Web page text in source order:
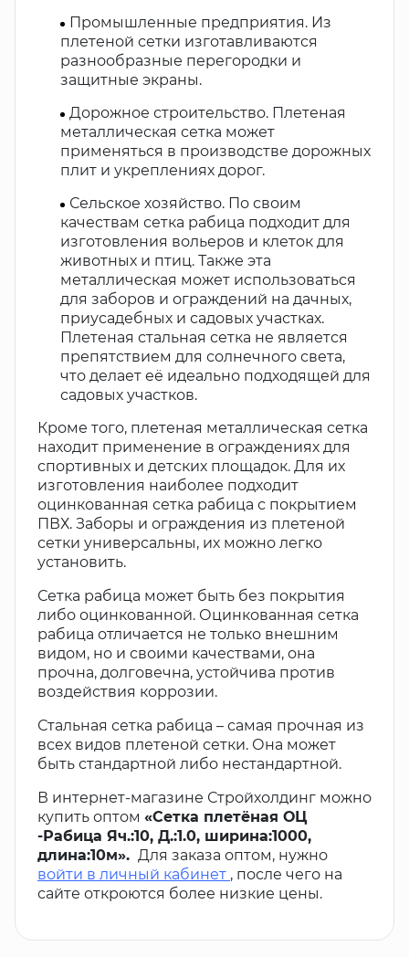
Промышленные предприятия. Из
плетеной сетки изготавливаются
разнообразные перегородки и
защитные экраны.
Дорожное строительство. Плетеная
металлическая сетка может
применяться в производстве дорожных
плит и укреплениях дорог.
Сельское хозяйство. По своим
качествам сетка рабица подходит для
изготовления вольеров и клеток для
животных и птиц. Также эта
металлическая может использоваться
для заборов и ограждений на дачных,
приусадебных и садовых участках.
Плетеная стальная сетка не является
препятствием для солнечного света,
что делает её идеально подходящей для
садовых участков.
Кроме того, плетеная металлическая сетка
находит применение в ограждениях для
спортивных и детских площадок. Для их
изготовления наиболее подходит
оцинкованная сетка рабица с покрытием
ПВХ. Заборы и ограждения из плетеной
сетки универсальны, их можно легко
установить.
Сетка рабица может быть без покрытия
либо оцинкованной. Оцинкованная сетка
рабица отличается не только внешним
видом, но и своими качествами, она
прочна, долговечна, устойчива против
воздействия коррозии.
Стальная сетка рабица – самая прочная из
всех видов плетеной сетки. Она может
быть стандартной либо нестандартной.
В интернет-магазине Стройхолдинг можно
купить оптом «Сетка плетёная ОЦ
-Рабица Яч.:10, Д.:1.0, ширина:1000,
длина:10м». Для заказа оптом, нужно
войти в личный кабинет , после чего на
сайте откроются более низкие цены.